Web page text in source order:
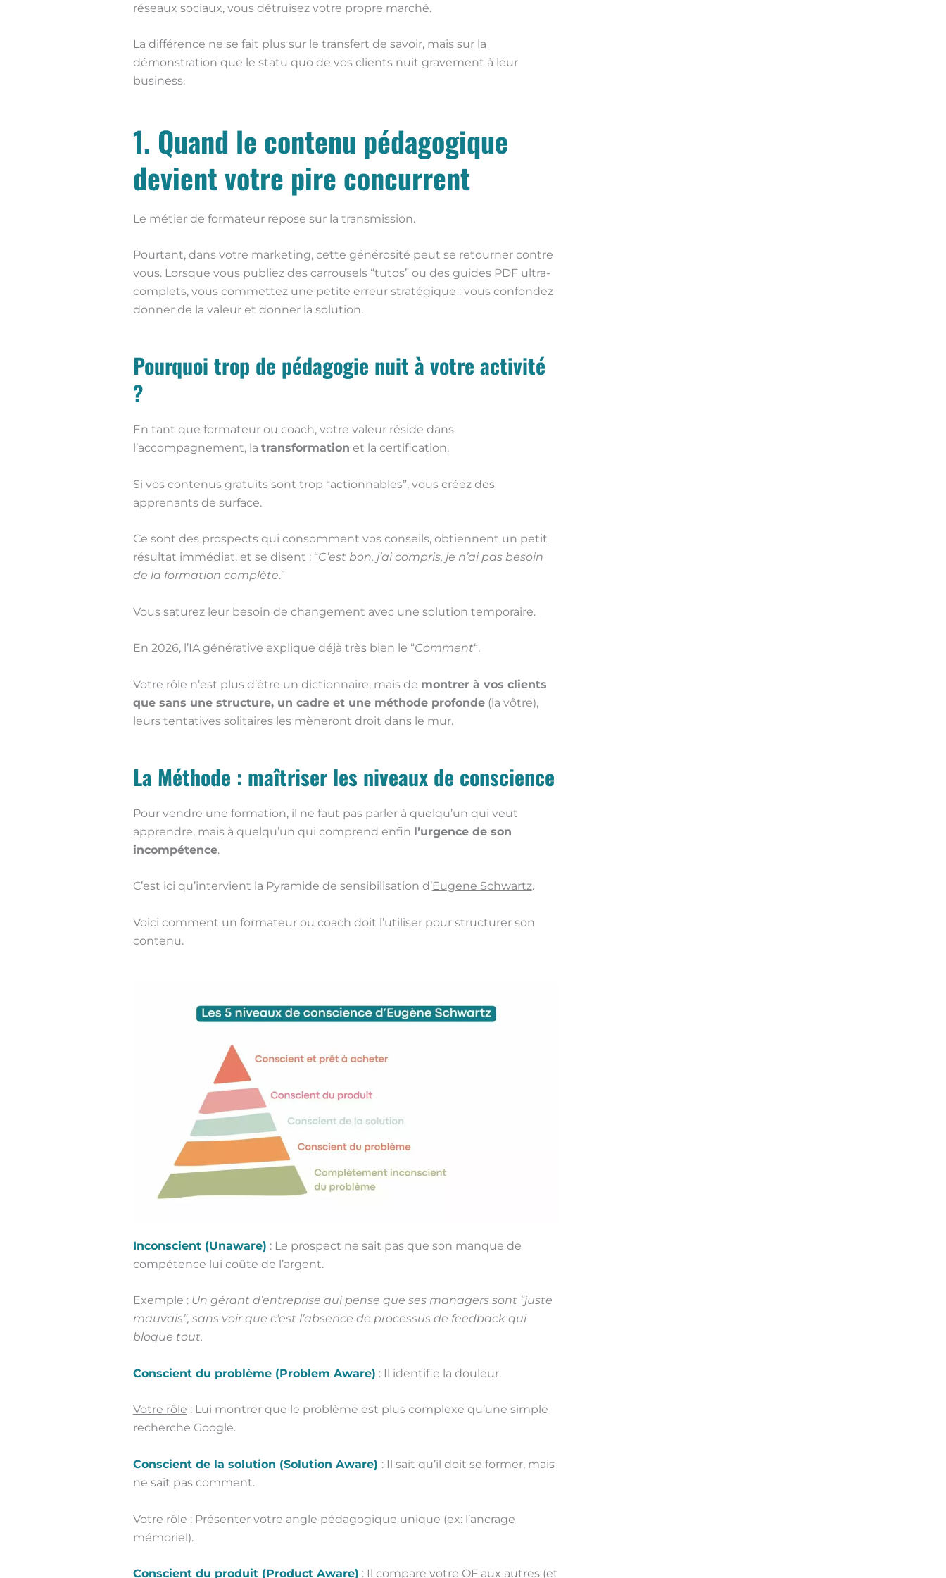
réseaux sociaux, vous détruisez votre propre marché.
La différence ne se fait plus sur le transfert de savoir, mais sur la
démonstration que le statu quo de vos clients nuit gravement à leur
business.
1. Quand le contenu pédagogique
devient votre pire concurrent
Le métier de formateur repose sur la transmission.
Pourtant, dans votre marketing, cette générosité peut se retourner contre
vous. Lorsque vous publiez des carrousels “tutos” ou des guides PDF ultra-
complets, vous commettez une petite erreur stratégique : vous confondez
donner de la valeur et donner la solution.
Pourquoi trop de pédagogie nuit à votre activité
?
En tant que formateur ou coach, votre valeur réside dans
l’accompagnement, la transformation et la certification.
Si vos contenus gratuits sont trop “actionnables”, vous créez des
apprenants de surface.
Ce sont des prospects qui consomment vos conseils, obtiennent un petit
résultat immédiat, et se disent : “C’est bon, j’ai compris, je n’ai pas besoin
de la formation complète.”
Vous saturez leur besoin de changement avec une solution temporaire.
En 2026, l’IA générative explique déjà très bien le “Comment“.
Votre rôle n’est plus d’être un dictionnaire, mais de montrer à vos clients
que sans une structure, un cadre et une méthode profonde(la vôtre),
leurs tentatives solitaires les mèneront droit dans le mur.
La Méthode : maîtriser les niveaux de conscience
Pour vendre une formation, il ne faut pas parler à quelqu’un qui veut
apprendre, mais à quelqu’un qui comprend enfin l’urgence de son
incompétence.
C’est ici qu’intervient la Pyramide de sensibilisation d’Eugene Schwartz.
Voici comment un formateur ou coach doit l’utiliser pour structurer son
contenu.
Inconscient (Unaware) : Le prospect ne sait pas que son manque de
compétence lui coûte de l’argent.
Exemple : Un gérant d’entreprise qui pense que ses managers sont “juste
mauvais”, sans voir que c’est l’absence de processus de feedback qui
bloque tout.
Conscient du problème (Problem Aware) : Il identifie la douleur.
Votre rôle : Lui montrer que le problème est plus complexe qu’une simple
recherche Google.
Conscient de la solution (Solution Aware) : Il sait qu’il doit se former, mais
ne sait pas comment.
Votre rôle : Présenter votre angle pédagogique unique (ex: l’ancrage
mémoriel).
Conscient du produit (Product Aware) : Il compare votre OF aux autres (et